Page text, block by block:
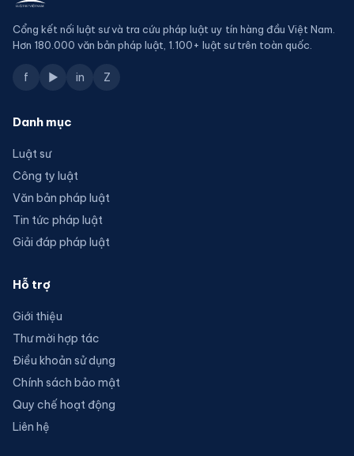
Cổng kết nối luật sư và tra cứu pháp luật uy tín hàng đầu Việt Nam.
Hơn 180.000 văn bản pháp luật, 1.100+ luật sư trên toàn quốc.
f ▶ in Z
Danh mục
Luật sư
Công ty luật
Văn bản pháp luật
Tin tức pháp luật
Giải đáp pháp luật
Hỗ trợ
Giới thiệu
Thư mời hợp tác
Điều khoản sử dụng
Chính sách bảo mật
Quy chế hoạt động
Liên hệ